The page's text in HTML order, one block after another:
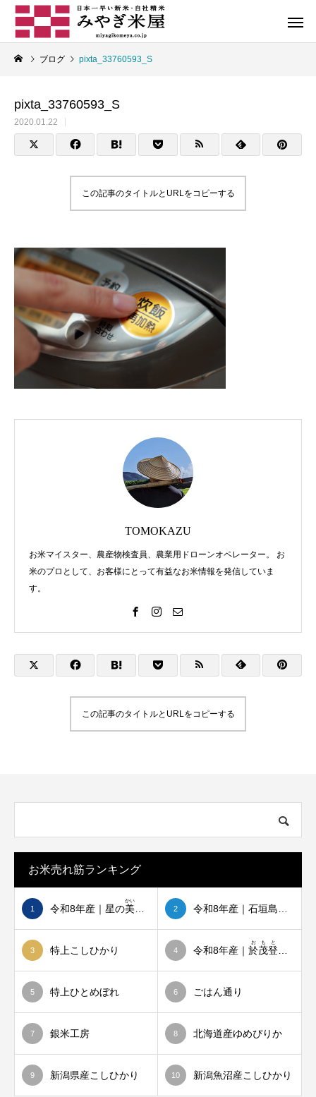
自社ブランド米
オリジナル
石垣島産米
地産地消
お米コラム
お米の正しい炊き方とは
2021.01.22
炊いたご飯の保存に
2019.03.19 2018.11.20
石垣島で初めて、節水型乾田直播の実証を
母校・登野城小学
ブログ pixta_33760593_S
pixta_33760593_S
2020.01.22
この記事のタイトルとURLをコピーする
TOMOKAZU
お米マイスター、農産物検査員、農業用ドローンオペレーター。 お
米のプロとして、お客様にとって有益なお米情報を発信していま
す。
この記事のタイトルとURLをコピーする
お米売れ筋ランキング
1 令和8年産｜星の美
かい
2
3 特上こしひかり 4 令和8年産｜ 於茂登
おもと
5 特上ひとめぼれ 6 ごはん通り
7 銀米工房 8 北海道産ゆめぴりか
9 新潟県産こしひかり 10 新潟魚沼産こしひかり